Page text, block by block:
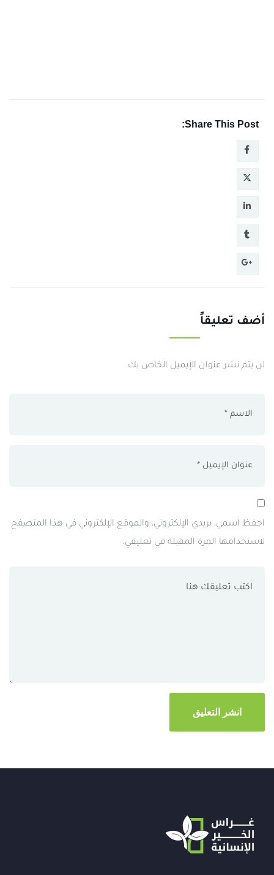
Share This Post:
أضف تعليقاً
لن يتم نشر عنوان الإيميل الخاص بك.
احفظ اسمي، بريدي الإلكتروني، والموقع الإلكتروني في هذا المتصفح
لاستخدامها المرة المقبلة في تعليقي.